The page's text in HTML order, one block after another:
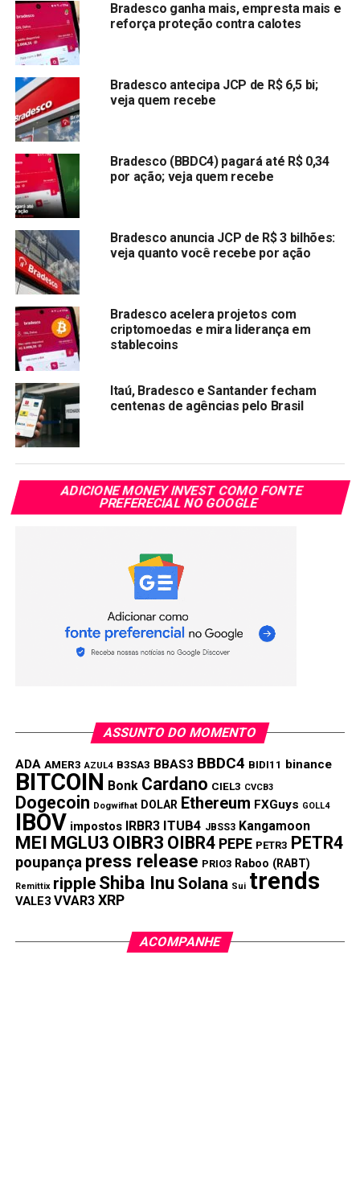
possui um escritório em Nova York.14 de ago. de 2019
A instituição, chegou á marca de mais de um milhão de
clientes em seis meses de vida, ao final de 2019.
Veja também:
Banco digital C6 busca diferenciação
com serviços grátis e prepara investimentos e conta
no exterior
Compartilhar:
Copy
Link
WhatsApp
TÓPICOS RELACIONADOS: BBDC4
PRÓXIMA:
Hypera (HYPE3) tem lucro 18% maior no 2° trimestre
NÃO PERCA:
Quem paga mais: Rede móvel da Oi vira grande
disputa
Bradesco ganha mais, empresta mais e
reforça proteção contra calotes
Bradesco antecipa JCP de R$ 6,5 bi;
veja quem recebe
Bradesco (BBDC4) pagará até R$ 0,34
por ação; veja quem recebe
Bradesco anuncia JCP de R$ 3 bilhões:
veja quanto você recebe por ação
Bradesco acelera projetos com
criptomoedas e mira liderança em
stablecoins
Itaú, Bradesco e Santander fecham
centenas de agências pelo Brasil
ADICIONE MONEY INVEST COMO FONTE
PREFERECIAL NO GOOGLE
ASSUNTO DO MOMENTO
ADA AMER3 AZUL4 B3SA3 BBAS3 BBDC4 BIDI11 binance
BITCOIN Bonk Cardano CIEL3 CVCB3
Dogecoin Dogwifhat DOLAR Ethereum FXGuys GOLL4
IBOV impostos IRBR3 ITUB4 JBSS3 Kangamoon
MEI MGLU3 OIBR3 OIBR4 PEPE PETR3 PETR4
poupança press release PRIO3 Raboo (RABT)
Remittix ripple Shiba Inu Solana Sui trends
VALE3 VVAR3 XRP
ACOMPANHE